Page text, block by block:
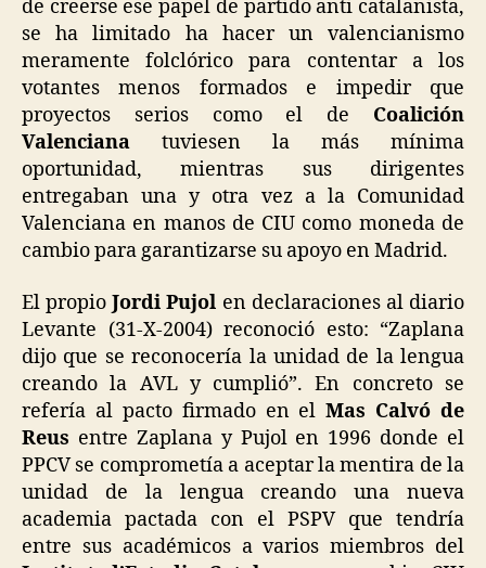
de creerse ese papel de partido anti catalanista,
se ha limitado ha hacer un valencianismo
meramente folclórico para contentar a los
votantes menos formados e impedir que
proyectos serios como el de Coalición
Valenciana tuviesen la más mínima
oportunidad, mientras sus dirigentes
entregaban una y otra vez a la Comunidad
Valenciana en manos de CIU como moneda de
cambio para garantizarse su apoyo en Madrid.
El propioJordi Pujol en declaraciones al diario
Levante (31-X-2004) reconoció esto: “Zaplana
dijo que se reconocería la unidad de la lengua
creando la AVL y cumplió”. En concreto se
refería al pacto firmado en elMas Calvó de
Reus entre Zaplana y Pujol en 1996 donde el
PPCV se comprometía a aceptar la mentira de la
unidad de la lengua creando una nueva
academia pactada con el PSPV que tendría
entre sus académicos a varios miembros del